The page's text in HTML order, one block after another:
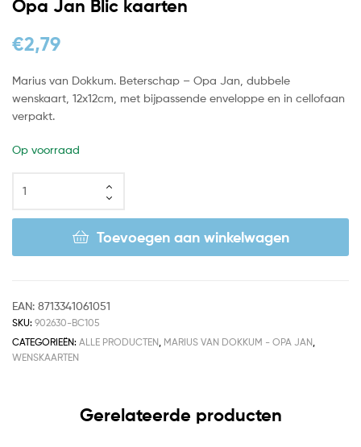
Opa Jan Blic kaarten
€2,79
Marius van Dokkum. Beterschap – Opa Jan, dubbele
wenskaart, 12x12cm, met bijpassende enveloppe en in cellofaan
verpakt.
Op voorraad
Toevoegen aan winkelwagen
EAN: 8713341061051
SKU: 902630-BC105
CATEGORIEËN: ALLE PRODUCTEN MARIUS VAN DOKKUM - OPA JAN
WENSKAARTEN
Gerelateerde producten